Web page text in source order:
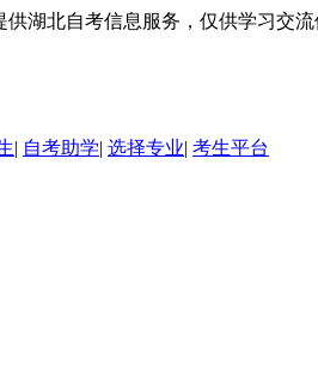
湖北自考信息服务，仅供学习交
| 自考助学| 选择专业| 考生平台